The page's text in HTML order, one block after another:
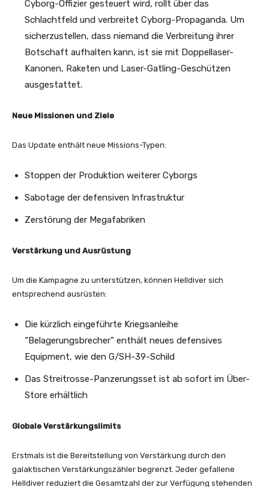
Cyborg-Offizier gesteuert wird, rollt über das
Schlachtfeld und verbreitet Cyborg-Propaganda. Um
sicherzustellen, dass niemand die Verbreitung ihrer
Botschaft aufhalten kann, ist sie mit Doppellaser-
Kanonen, Raketen und Laser-Gatling-Geschützen
ausgestattet.
Neue Missionen und Ziele
Das Update enthält neue Missions-Typen:
Stoppen der Produktion weiterer Cyborgs
Sabotage der defensiven Infrastruktur
Zerstörung der Megafabriken
Verstärkung und Ausrüstung
Um die Kampagne zu unterstützen, können Helldiver sich
entsprechend ausrüsten:
Die kürzlich eingeführte Kriegsanleihe
“Belagerungsbrecher” enthält neues defensives
Equipment, wie den G/SH-39-Schild
Das Streitrosse-Panzerungsset ist ab sofort im Über-
Store erhältlich
Globale Verstärkungslimits
Erstmals ist die Bereitstellung von Verstärkung durch den
galaktischen Verstärkungszähler begrenzt. Jeder gefallene
Helldiver reduziert die Gesamtzahl der zur Verfügung stehenden